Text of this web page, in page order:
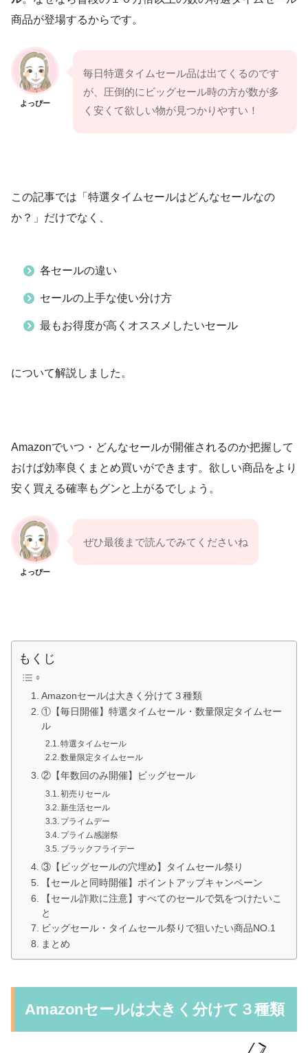
商品が登場するからです。
よっぴー
毎日特選タイムセール品は出てくるのです
が、圧倒的にビッグセール時の方が数が多
く安くて欲しい物が見つかりやすい！
この記事では「特選タイムセールはどんなセールなの
か？」だけでなく、
各セールの違い
セールの上手な使い分け方
最もお得度が高くオススメしたいセール
について解説しました。
Amazonでいつ・どんなセールが開催されるのか把握して
おけば効率良くまとめ買いができます。欲しい商品をより
安く買える確率もグンと上がるでしょう。
よっぴー
ぜひ最後まで読んでみてくださいね
もくじ
Amazonセールは大きく分けて３種類
①【毎日開催】特選タイムセール・数量限定タイムセー
ル
特選タイムセール
数量限定タイムセール
②【年数回のみ開催】ビッグセール
初売りセール
新生活セール
プライムデー
プライム感謝祭
ブラックフライデー
③【ビッグセールの穴埋め】タイムセール祭り
【セールと同時開催】ポイントアップキャンペーン
【セール詐欺に注意】すべてのセールで気をつけたいこ
と
ビッグセール・タイムセール祭りで狙いたい商品NO.1
まとめ
Amazonセールは大きく分けて３種類